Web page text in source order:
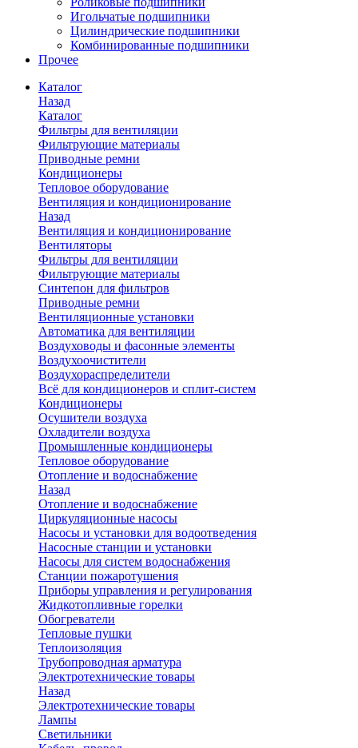
Игольчатые подшипники
Цилиндрические подшипники
Комбинированные подшипники
Прочее
Каталог
Назад
Каталог
Фильтры для вентиляции
Фильтрующие материалы
Приводные ремни
Кондиционеры
Тепловое оборудование
Вентиляция и кондиционирование
Назад
Вентиляция и кондиционирование
Вентиляторы
Фильтры для вентиляции
Фильтрующие материалы
Синтепон для фильтров
Приводные ремни
Вентиляционные установки
Автоматика для вентиляции
Воздуховоды и фасонные элементы
Воздухоочистители
Воздухораспределители
Всё для кондиционеров и сплит-систем
Кондиционеры
Осушители воздуха
Охладители воздуха
Промышленные кондиционеры
Тепловое оборудование
Отопление и водоснабжение
Назад
Отопление и водоснабжение
Циркуляционные насосы
Насосы и установки для водоотведения
Насосные станции и установки
Насосы для систем водоснабжения
Станции пожаротушения
Приборы управления и регулирования
Жидкотопливные горелки
Обогреватели
Тепловые пушки
Теплоизоляция
Трубопроводная арматура
Электротехнические товары
Назад
Электротехнические товары
Лампы
Светильники